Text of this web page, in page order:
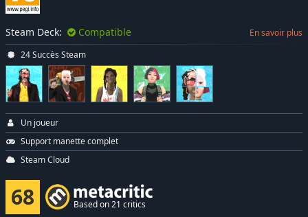
Steam Deck: Compatible En savoir plus
24 Succès Steam
Un joueur
Support manette complet
Steam Cloud
68 Based on 21 critics